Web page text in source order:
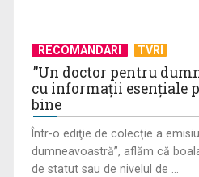
Primul Palme d'Or al lui Emir
de duminică, ...
RECOMANDARI TVRI
”Un doctor pentru
cu informații esențiale
bine
Într-o ediţie de colecție a
dumneavoastră”, aflăm că
de statut sau de nivelul de ...